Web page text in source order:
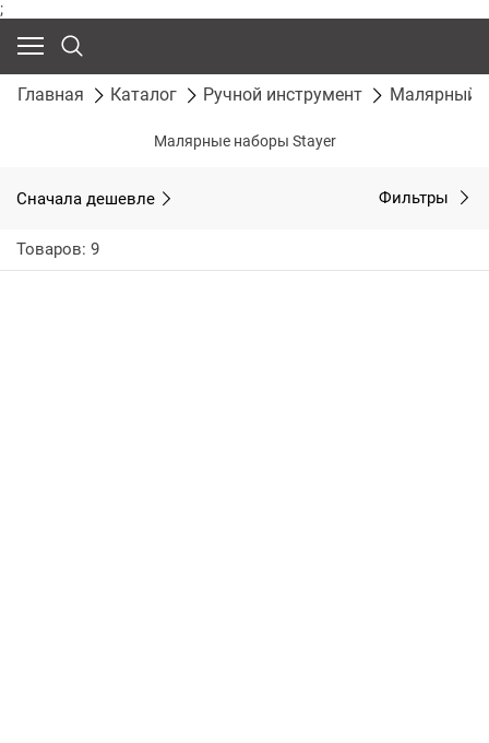
;
Главная Каталог Ручной инструмент Малярный
Малярные наборы Stayer
Сначала дешевле Фильтры
Товаров: 9